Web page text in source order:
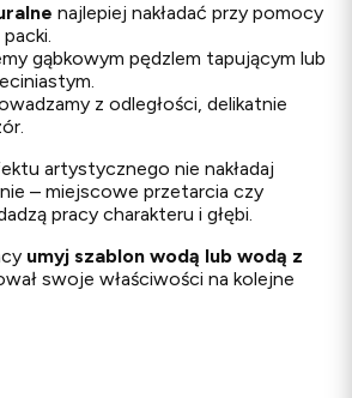
najlepiej nakładać przy pomocy
gąbkowym pędzlem tapującym lub
z odległości, delikatnie
artystycznego nie nakładaj
– miejscowe przetarcia czy
pracy charakteru i głębi.
umyj szablon wodą lub wodą z
swoje właściwości na kolejne